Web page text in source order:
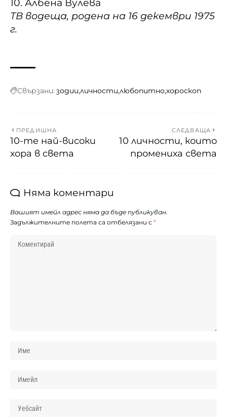
10. Албена Вулева
ТВ водеща, родена на 16 декември 1975
г.
Свързани: зодии личности любопитнохороскоп
ПРЕДИШНА
10-те най-високи
хора в света
СЛЕДВАЩА
10 личности, които
промениха света
Няма коментари
Вашият имейл адрес няма да бъде публикуван.
Задължителните полета са отбелязани с *